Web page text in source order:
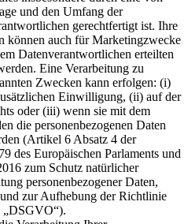
und den Umfang der
gerechtfertigt ist. Ihre
können auch für Marketingzwecke
Datenverantwortlichen erteilten
Eine Verarbeitung zu
Zwecken kann erfolgen: (i)
Einwilligung, (ii) auf der
oder (iii) wenn sie mit dem
die personenbezogenen Daten
(Artikel 6 Absatz 4 der
des Europäischen Parlaments und
zum Schutz natürlicher
personenbezogener Daten,
zur Aufhebung der Richtlinie
„DSGVO“).